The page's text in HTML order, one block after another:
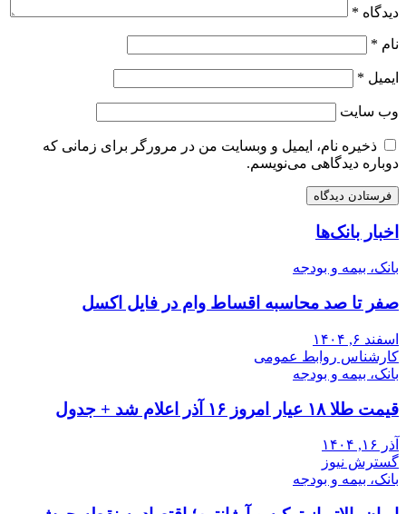
دیدگاه *
نام *
ایمیل *
وب‌ سایت
ذخیره نام، ایمیل و وبسایت من در مرورگر برای زمانی که
دوباره دیدگاهی می‌نویسم.
اخبار بانک‌ها
بانک، بیمه و بودجه
صفر تا صد محاسبه اقساط وام در فایل اکسل
اسفند ۶, ۱۴۰۴
کارشناس روابط عمومی
بانک، بیمه و بودجه
قیمت طلا ۱۸ عیار امروز ۱۶ آذر اعلام شد + جدول
آذر ۱۶, ۱۴۰۴
گسترش نیوز
بانک، بیمه و بودجه